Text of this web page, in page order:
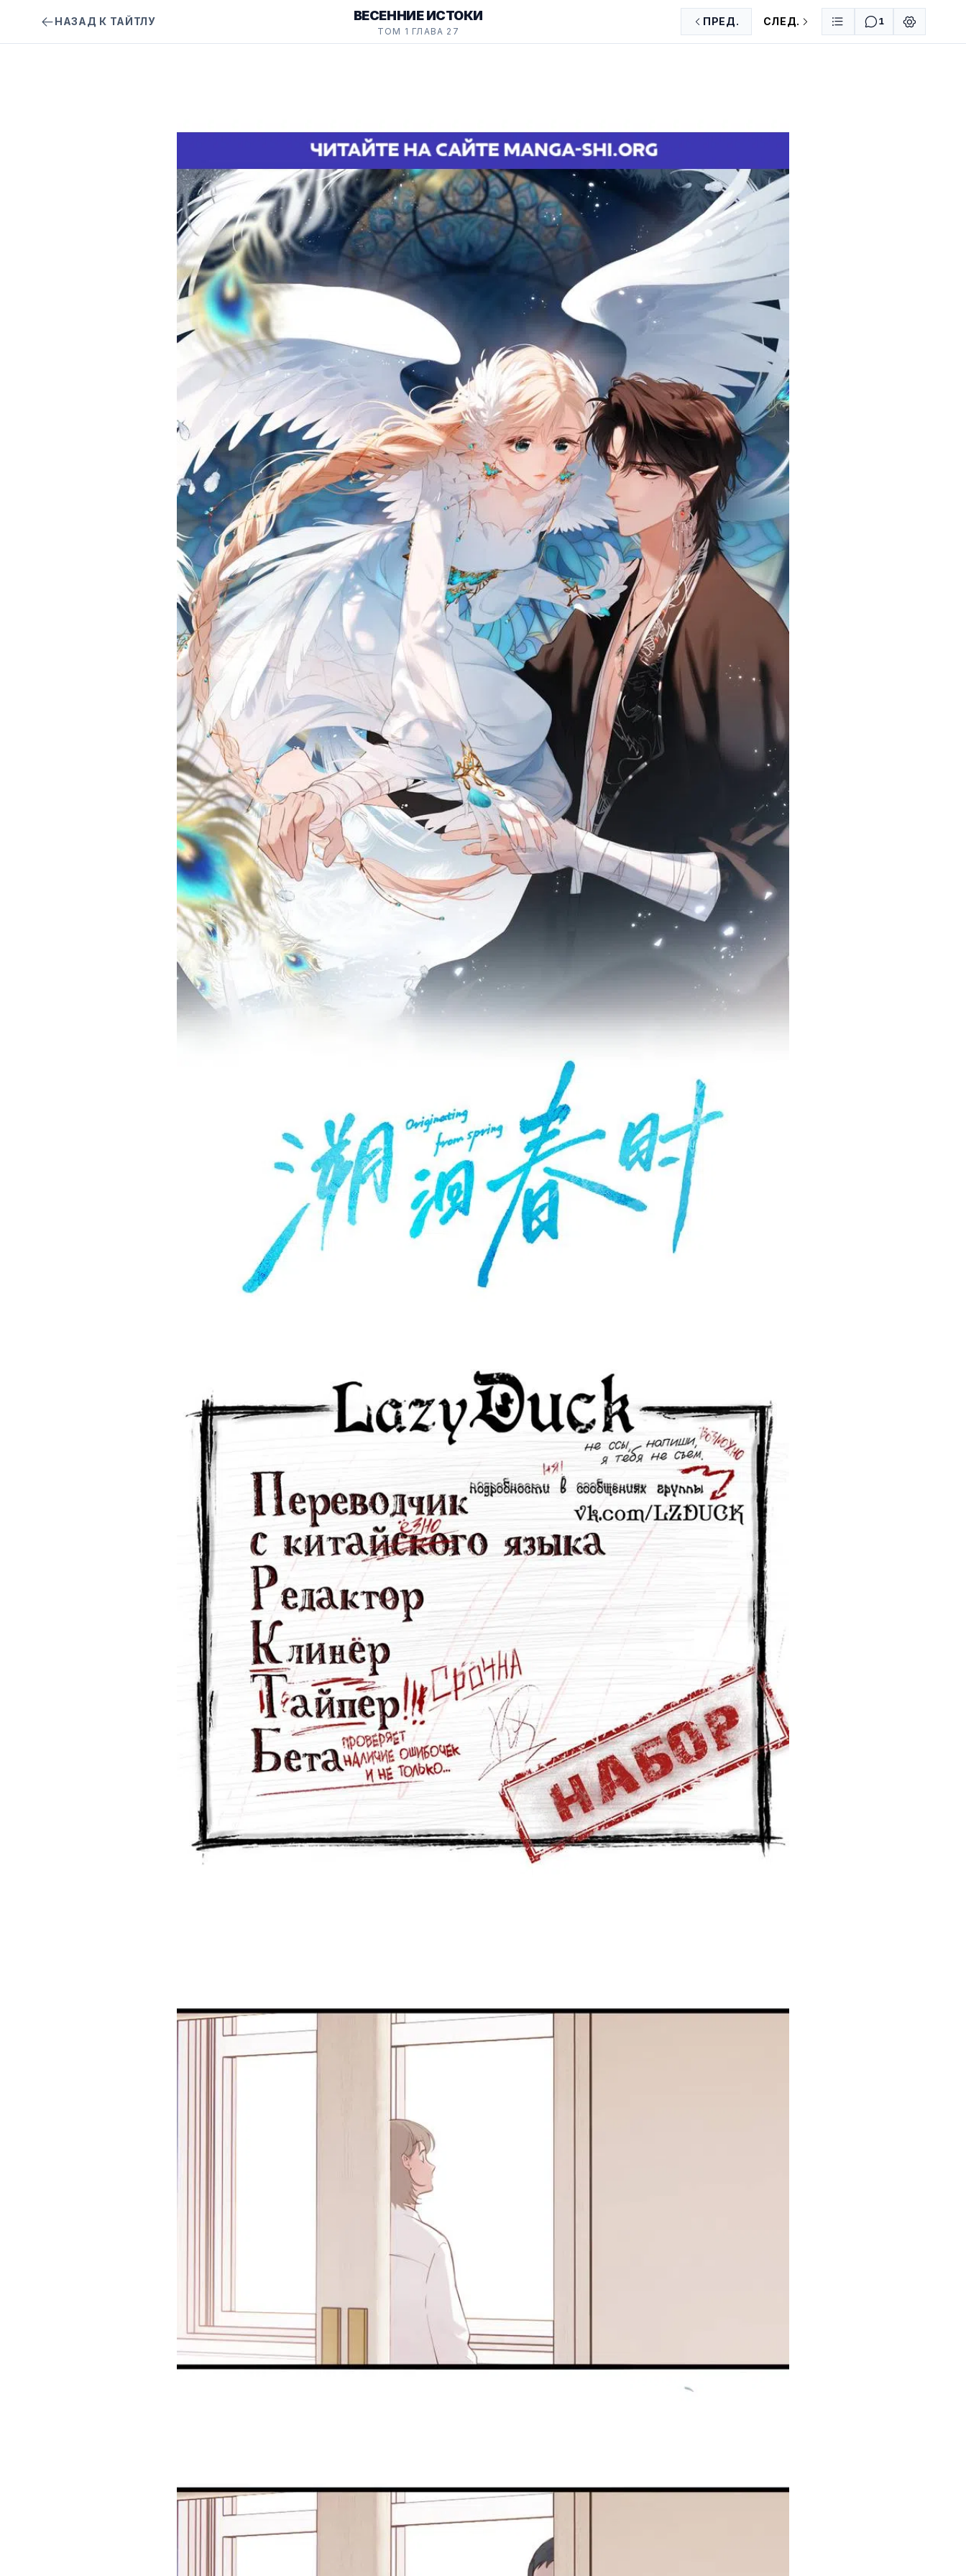
НАЗАД К ТАЙТЛУ ВЕСЕННИЕ ИСТОКИ
ТОМ 1 ГЛАВА 27
ПРЕД. СЛЕД. 1